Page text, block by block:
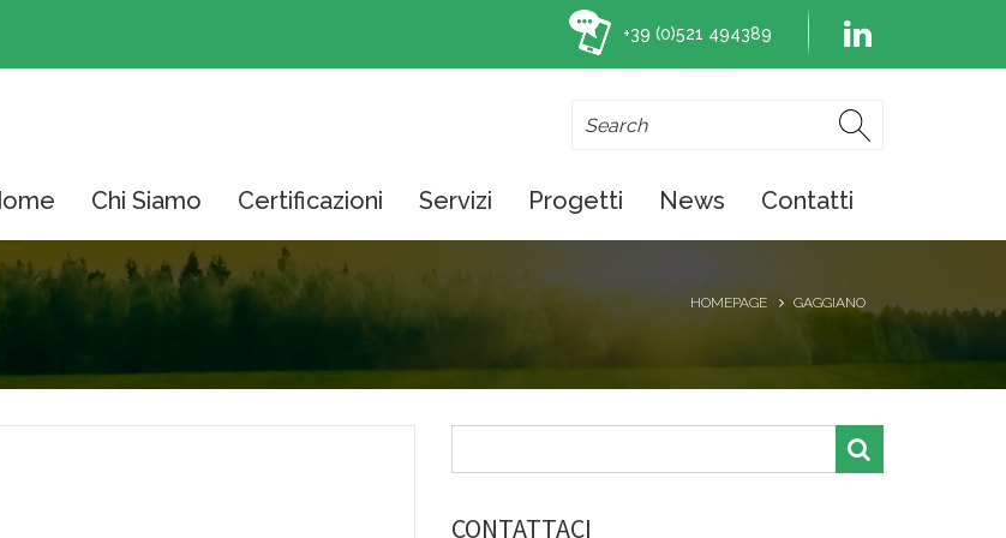
+39 (0)521 494389
Chi Siamo Certificazioni Servizi Progetti News Contatti
HOMEPAGE GAGGIANO
CONTATTACI